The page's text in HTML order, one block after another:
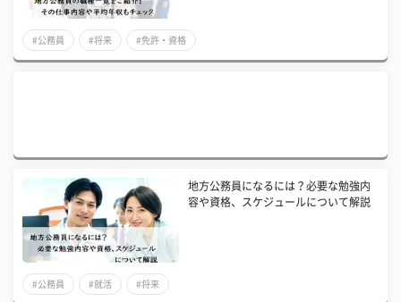
#公務員 #将来 #免許・資格
地方公務員になるには？必要な勉強内
容や資格、スケジュールについて解説
#公務員 #就活 #将来